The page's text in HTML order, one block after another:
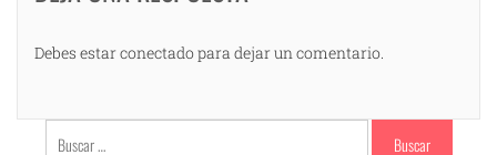
Debes estar conectado para dejar un comentario.
Buscar: